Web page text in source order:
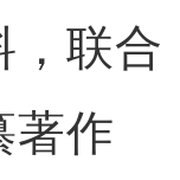
，联合
著作